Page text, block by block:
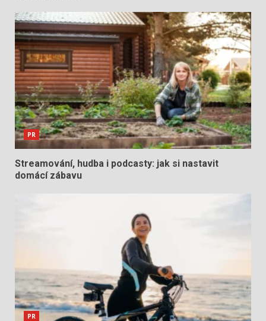
PR
Streamování, hudba i podcasty: jak si nastavit
domácí zábavu
PR